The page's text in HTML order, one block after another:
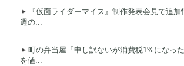
『仮面ライダーマイス』制作発表会見で追
週の...
町の弁当屋「申し訳ないが消費税1%になっ
を値...